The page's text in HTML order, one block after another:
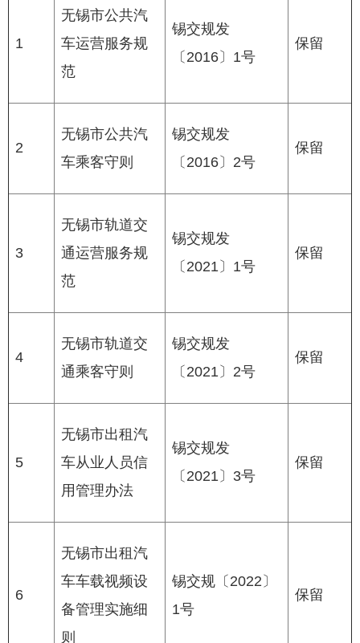
1
无锡市公共汽
车运营服务规
范
锡交规发
〔2016〕1号
保留
2
无锡市公共汽
车乘客守则
锡交规发
〔2016〕2号
保留
3
无锡市轨道交
通运营服务规
范
锡交规发
〔2021〕1号
保留
4
无锡市轨道交
通乘客守则
锡交规发
〔2021〕2号
保留
5
无锡市出租汽
车从业人员信
用管理办法
锡交规发
〔2021〕3号
保留
6
无锡市出租汽
车车载视频设
备管理实施细
则
锡交规〔2022〕
1号
保留